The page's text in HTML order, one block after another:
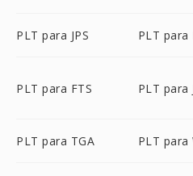
PLT para JPS PLT para
PLT para FTS PLT para
PLT para TGA PLT para